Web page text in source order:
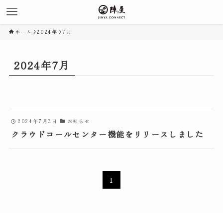
ホーム 2024年 7月
2024年7月
2024年7月3日 お知らせ
クラウドコールセンター機能をリリースしました
1